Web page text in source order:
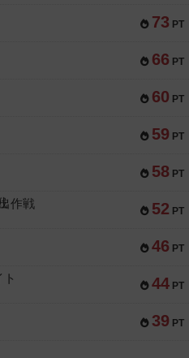
73 PT
66 PT
60 PT
59 PT
58 PT
52 PT
作戦
46 PT
44 PT
39 PT